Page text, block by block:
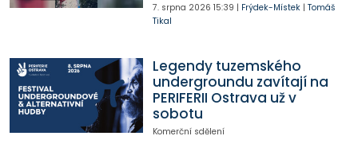
7. srpna 2026 15:39 | Frýdek-Místek| Tomáš
Tikal
Legendy tuzemského
undergroundu zavítají na
PERIFERII Ostrava už v
sobotu
Komerční sdělení